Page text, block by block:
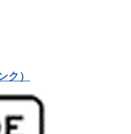
ク）